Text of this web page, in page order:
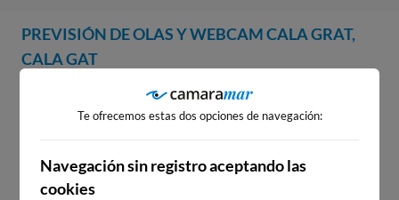
PREVISIÓN DE OLAS Y WEBCAM CALA GRAT,
CALA GAT
PREVISIÓN METEOROLOGÍA
WEBCAM CALA GRAT, CALA
GAT
Te ofrecemos estas dos opciones de navegación:
Navegación sin registro aceptando las
cookies